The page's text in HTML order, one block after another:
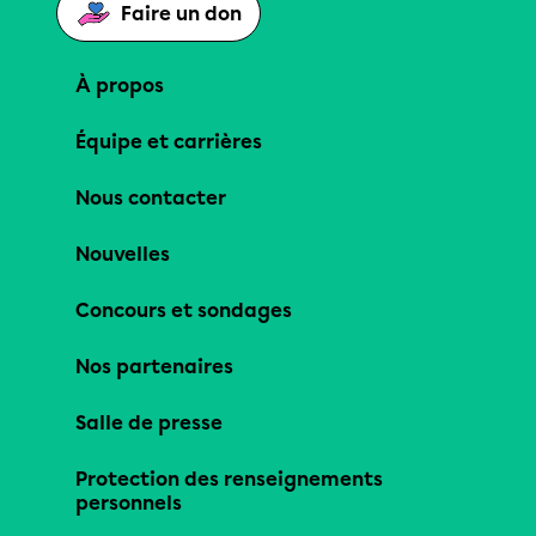
Faire un don
À propos
Équipe et carrières
Nous contacter
Nouvelles
Concours et sondages
Nos partenaires
Salle de presse
Protection des renseignements
personnels